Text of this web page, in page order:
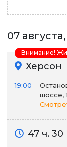
07
Херсон
19:00
шоссе,
47 ч. 30
Внимание!